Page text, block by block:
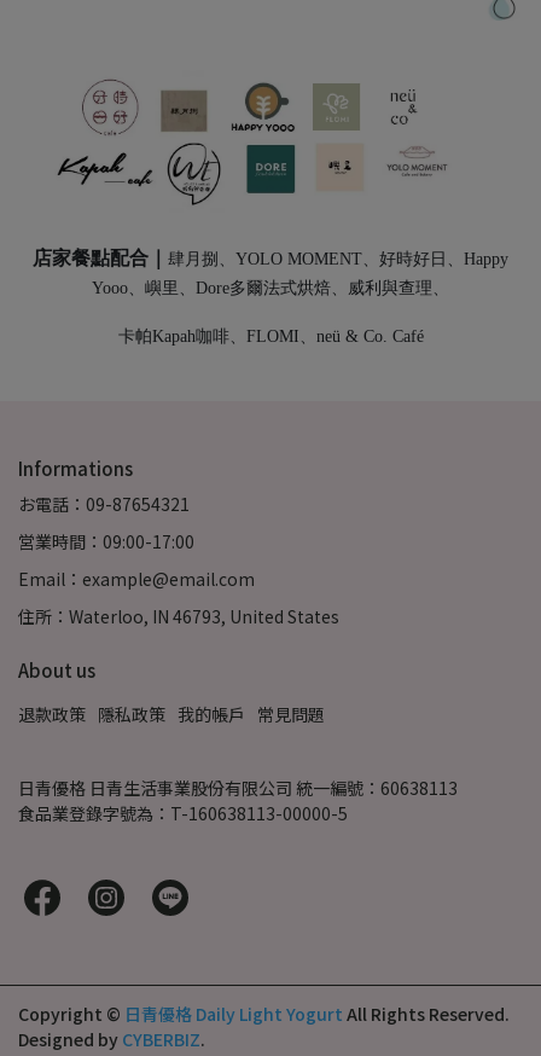
店家餐點配合｜ 肆月捌、YOLO MOMENT、好時好日、Happy
Yooo、嶼里、Dore多爾法式烘焙、威利與查理、
卡帕Kapah咖啡、FLOMI、neü & Co. Café
Informations
お電話：09-87654321
営業時間：09:00-17:00
Email：example@email.com
住所：Waterloo, IN 46793, United States
About us
退款政策 隱私政策 我的帳戶 常見問題
日青優格 日青生活事業股份有限公司 統一編號：60638113
食品業登錄字號為：T-160638113-00000-5
Copyright © 日青優格 Daily Light Yogurt All Rights Reserved.
Designed by CYBERBIZ.